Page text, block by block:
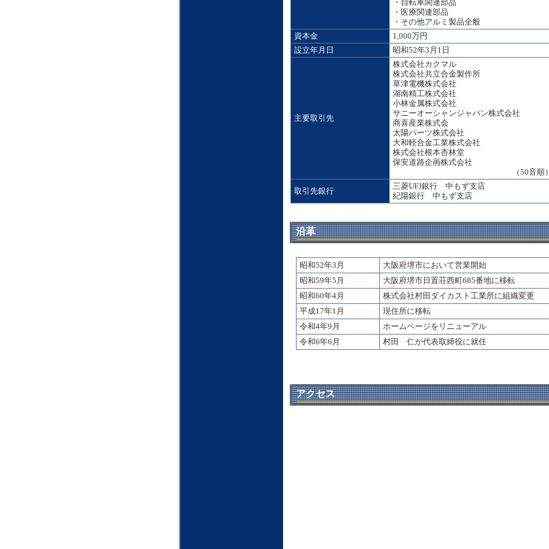
・自転車関連部品
・医療関連部品
・その他アルミ製品全般
資本金
1,000万円
設立年月日
昭和52年3月1日
主要取引先
株式会社カクマル
株式会社共立合金製作所
草津電機株式会社
湖南精工株式会社
小林金属株式会社
サニーオーシャンジャパン株式会社
商喜産業株式会
太陽パーツ株式会社
大和軽合金工業株式会社
株式会社根本杏林堂
保安道路企画株式会社
（50音順
取引先銀行
三菱UFJ銀行 中もず支店
紀陽銀行 中もず支店
沿革
昭和52年3月
大阪府堺市において営業開始
昭和59年5月
大阪府堺市日置荘西町685番地に移転
昭和60年4月
株式会社村田ダイカスト工業所に組織変更
平成17年1月
現住所に移転
令和4年9月
ホームページをリニューアル
令和6年6月
村田 仁が代表取締役に就任
アクセス